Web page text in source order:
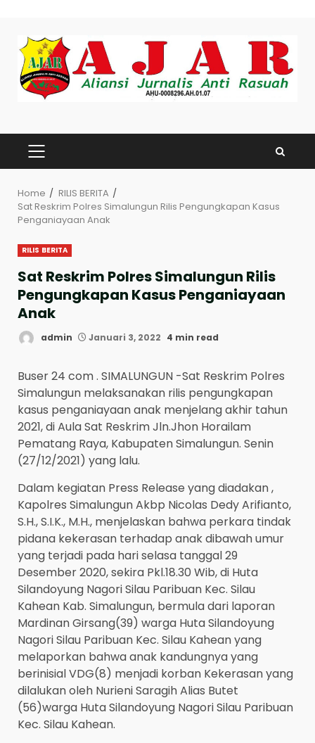
content
PRIMARY
MENU
Home
RILIS BERITA
Sat Reskrim Polres Simalungun Rilis Pengungkapan Kasus
Penganiayaan Anak
RILIS BERITA
Sat Reskrim Polres Simalungun Rilis
Pengungkapan Kasus Penganiayaan
Anak
admin Januari 3, 2022 4 min read
Buser 24 com . SIMALUNGUN -Sat Reskrim Polres
Simalungun melaksanakan rilis pengungkapan
kasus penganiayaan anak menjelang akhir tahun
2021, di Aula Sat Reskrim Jln.Jhon Horailam
Pematang Raya, Kabupaten Simalungun. Senin
(27/12/2021) yang lalu.
Dalam kegiatan Press Release yang diadakan ,
Kapolres Simalungun Akbp Nicolas Dedy Arifianto,
S.H., S.I.K., M.H., menjelaskan bahwa perkara tindak
pidana kekerasan terhadap anak dibawah umur
yang terjadi pada hari selasa tanggal 29
Desember 2020, sekira Pkl.18.30 Wib, di Huta
Silandoyung Nagori Silau Paribuan Kec. Silau
Kahean Kab. Simalungun, bermula dari laporan
Mardinan Girsang(39) warga Huta Silandoyung
Nagori Silau Paribuan Kec. Silau Kahean yang
melaporkan bahwa anak kandungnya yang
berinisial VDG(8) menjadi korban Kekerasan yang
dilalukan oleh Nurieni Saragih Alias Butet
(56)warga Huta Silandoyung Nagori Silau Paribuan
Kec. Silau Kahean.